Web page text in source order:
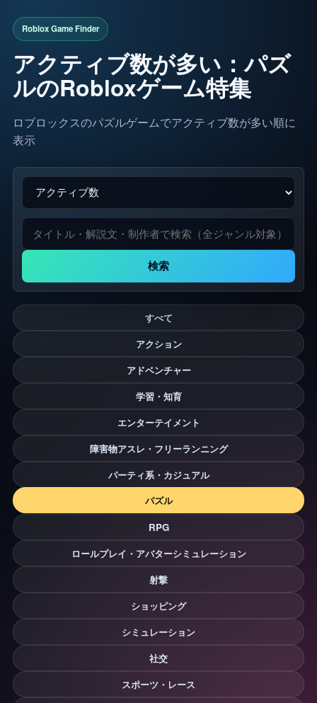
アクティブ数が多い：パズ
ルのRobloxゲーム特集
ロブロックスのパズルゲームでアクティブ数が多い順に
表示
検索
すべて
アクション
アドベンチャー
学習・知育
エンターテイメント
障害物アスレ・フリーランニング
パーティ系・カジュアル
パズル
RPG
ロールプレイ・アバターシミュレーション
射撃
ショッピング
シミュレーション
社交
スポーツ・レース